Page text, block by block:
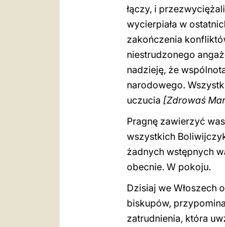
łączy, i
wycierpiała w
zakończenia
niestrudzonego
nadzieję, że
narodowego.
uczucia [Zdrowaś
Pragnę zawierzyć
wszystkich
żadnych wstępnych
obecnie. W pokoju.
Dzisiaj we Włoszech
biskupów,
zatrudnienia, która